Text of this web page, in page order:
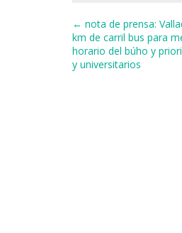
b
o
o
k
y
Navegación de
← nota de prensa:
km de carril bus para
horario del búho y
y universitarios